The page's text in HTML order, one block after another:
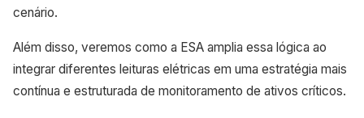
cenário.
Além disso, veremos como a ESA amplia essa lógica ao
integrar diferentes leituras elétricas em uma estratégia mais
contínua e estruturada de monitoramento de ativos críticos.